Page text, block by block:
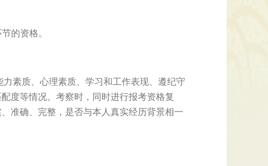
的资格。
素质、心理素质、学习和工作表现、遵纪守
度等情况。考察时，同时进行报考资格复
准确、完整，是否与本人真实经历背景相一